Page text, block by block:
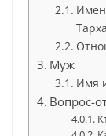
Муж
Имя
Вопрос-